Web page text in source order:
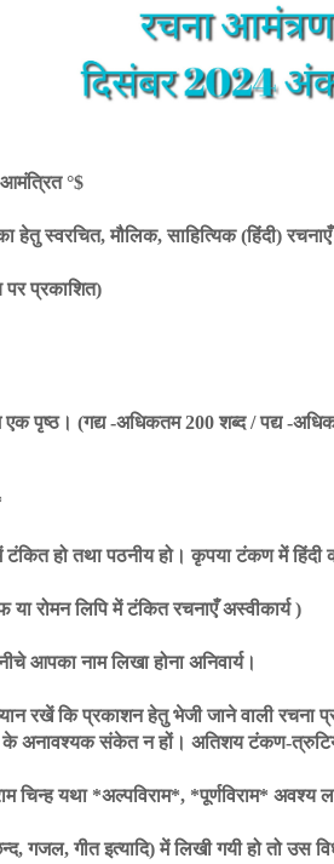
°$
हेतु स्वरचित, मौलिक, साहित्यिक (हिंदी)
पर प्रकाशित)
एक पृष्ठ। (गद्य -अधिकतम 200 शब्द / पद्य -
टंकित हो तथा पठनीय हो। कृपया टंकण में हिंदी
या रोमन लिपि में टंकित रचनाएँ अस्वीकार्य )
आपका नाम लिखा होना अनिवार्य।
रखें कि प्रकाशन हेतु भेजी जाने वाली
अनावश्यक संकेत न हों। अतिशय टंकण-
चिन्ह यथा *अल्पविराम*, *पूर्णविराम* अवश्य
गजल, गीत इत्यादि) में लिखी गयी हो तो उस